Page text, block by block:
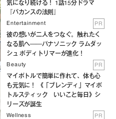
気になり続ける！ 1話15分ドラマ
『バカンスの法則』
Entertainment PR
彼の想いが二人をつなぐ。触れたく
なる肌へ──パナソニック ラムダッ
シュ ボディトリマーが進化！
Beauty PR
マイボトルで簡単に作れて、体も心
も元気に！ 《「ブレンディ」マイボ
トルスティック いいこと毎日》シ
リーズが誕生
Wellness PR